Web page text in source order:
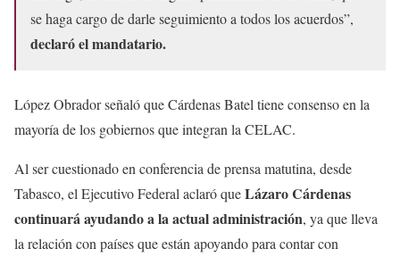
se haga cargo de darle seguimiento a todos los acuerdos”,
declaró el mandatario.
López Obrador señaló que Cárdenas Batel tiene consenso en la
mayoría de los gobiernos que integran la CELAC.
Al ser cuestionado en conferencia de prensa matutina, desde
Tabasco, el Ejecutivo Federal aclaró queLázaro Cárdenas
continuará ayudando a la actual administración, ya que lleva
la relación con países que están apoyando para contar con